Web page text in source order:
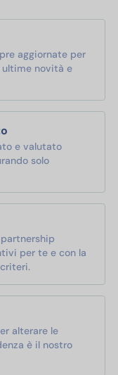
aggiornate per
novità e
e valutato
solo
per te e con la
alterare le
è il nostro